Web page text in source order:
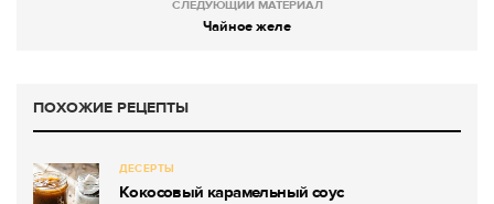
СЛЕДУЮЩИЙ МАТЕРИАЛ
Чайное желе
ПОХОЖИЕ РЕЦЕПТЫ
ДЕСЕРТЫ
Кокосовый карамельный соус